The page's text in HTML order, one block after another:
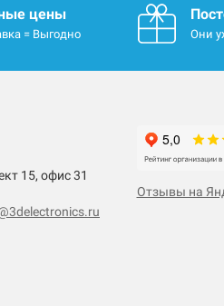
цены
= Выгодно Они
15, офис 31
Отзывы на